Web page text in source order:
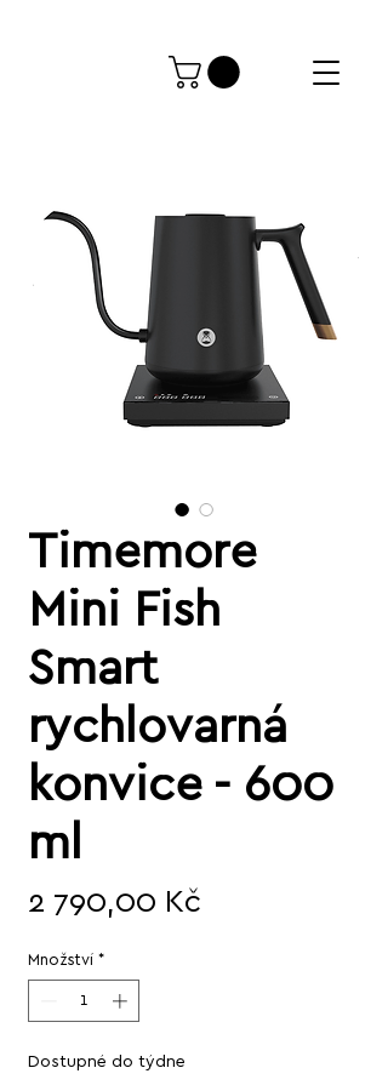
Timemore
Mini Fish
Smart
rychlovarná
konvice - 600
ml
2 790,00 Kč
Množství *
Dostupné do týdne